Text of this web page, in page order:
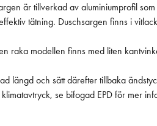
är tillverkad av aluminiumprofil
tätning. Duschsargen finns i
modellen finns med liten
längd och sätt därefter tillbaka
se bifogad EPD för mer